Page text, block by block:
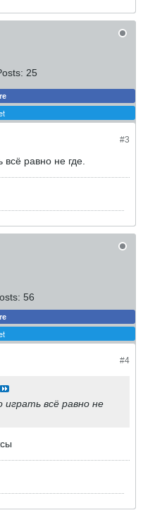
25
#3
равно не где.
56
#4
всё равно не